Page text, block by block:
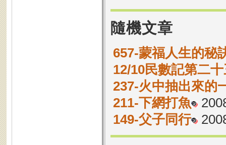
隨機文章
657-蒙福人生的秘
12/10民數記第二
237-火中抽出來的
211-下網打魚
149-父子同行